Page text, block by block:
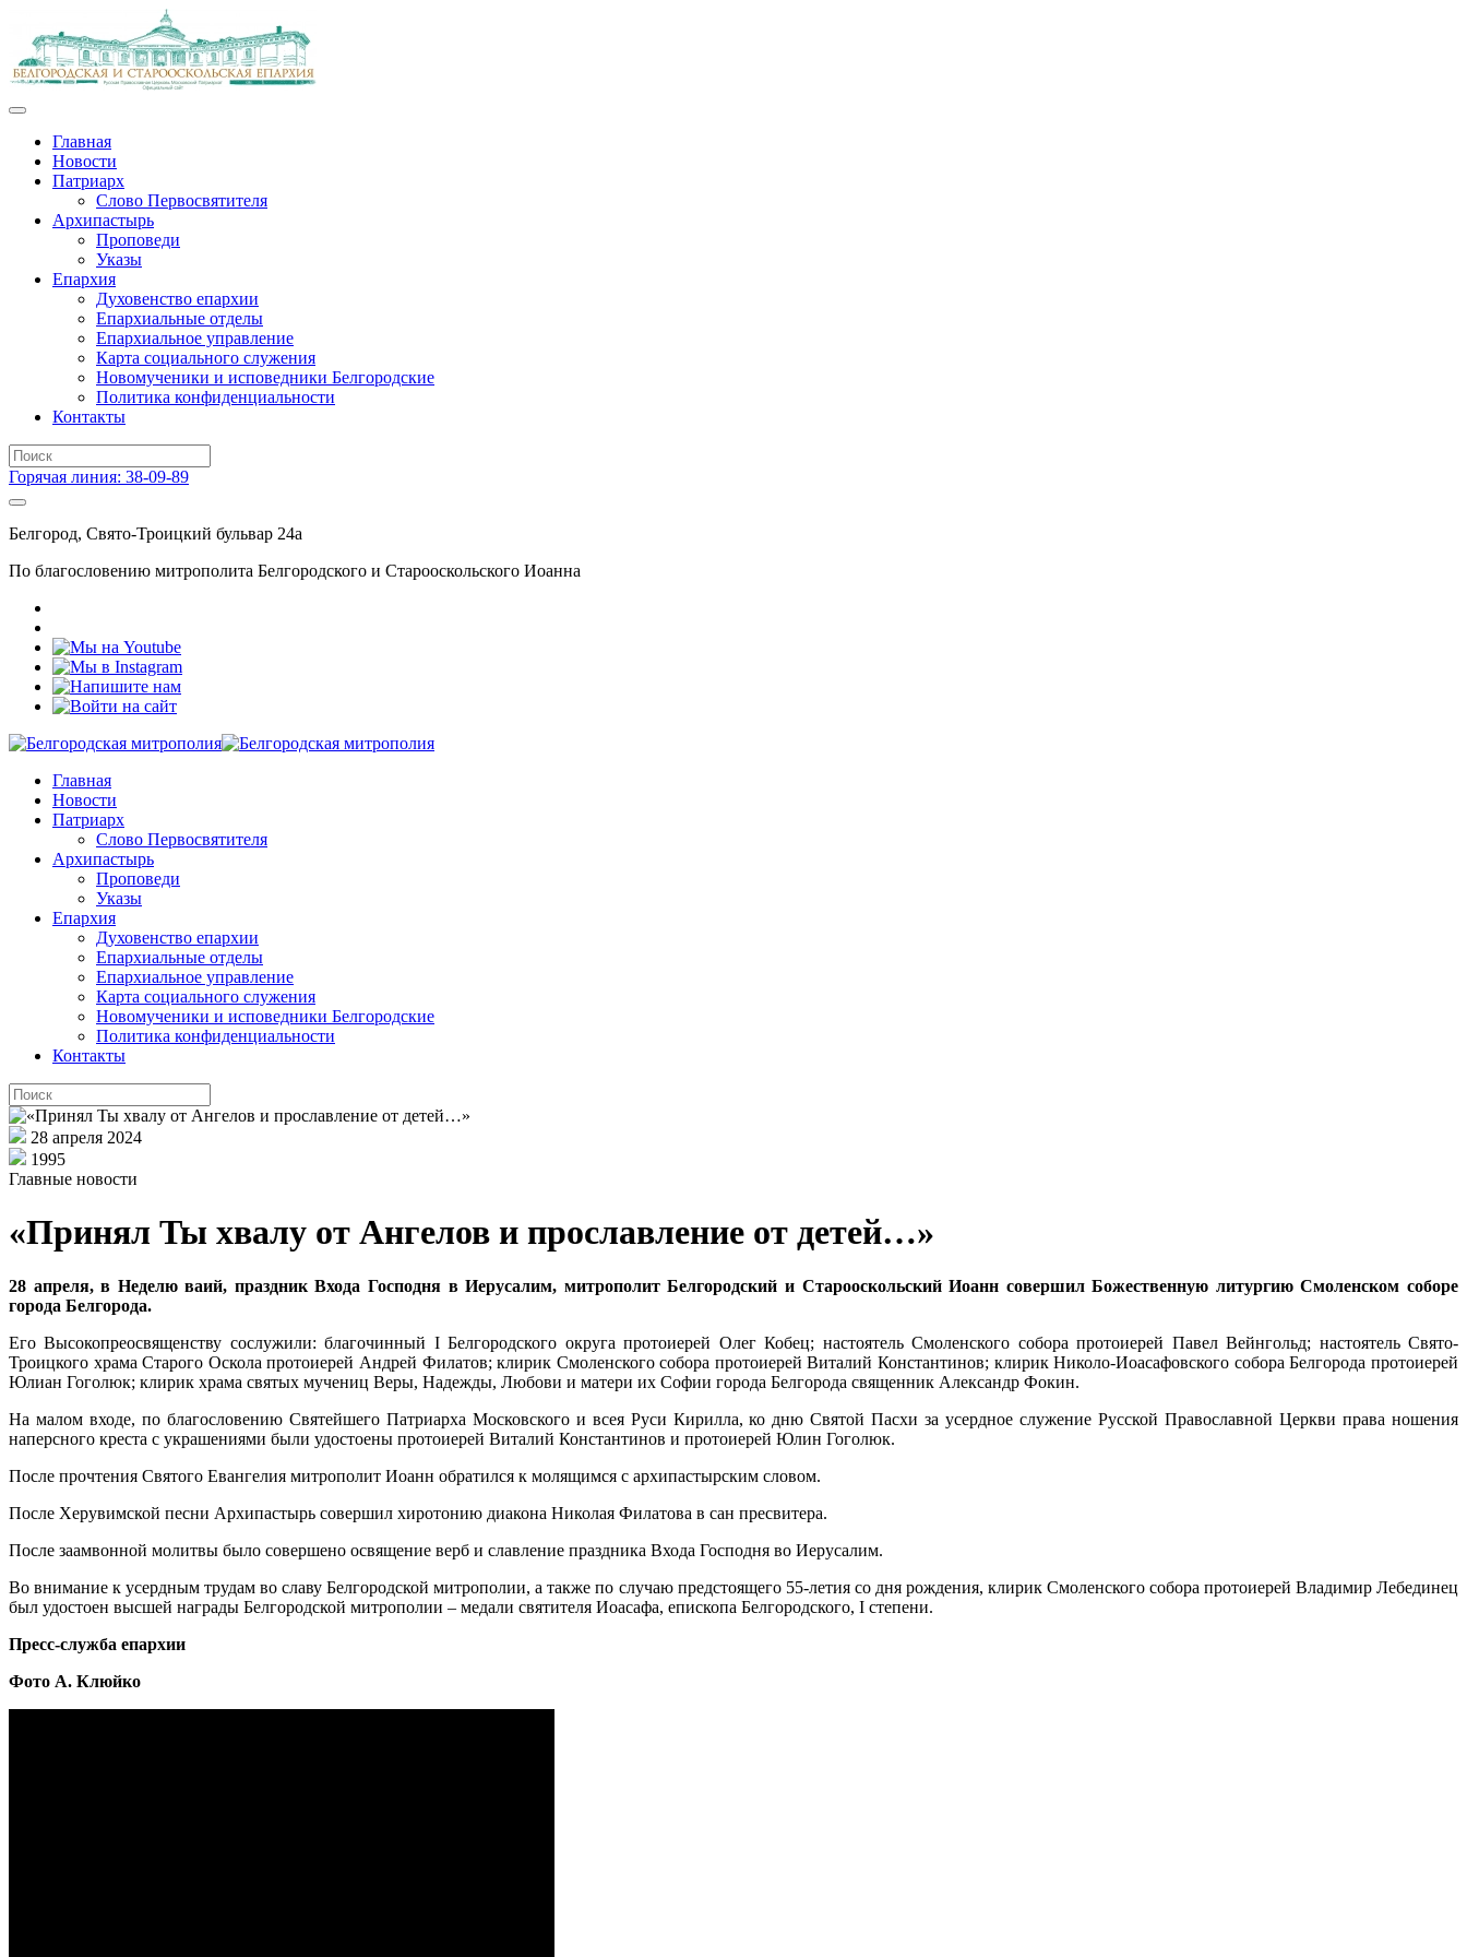
Главная
Новости
Патриарх
Слово Первосвятителя
Архипастырь
Проповеди
Указы
Епархия
Духовенство епархии
Епархиальные отделы
Епархиальное управление
Карта социального служения
Новомученики и исповедники Белгородские
Политика конфиденциальности
Контакты
Горячая линия: 38-09-89
Белгород, Свято-Троицкий бульвар 24а
По благословению митрополита Белгородского и Старооскольского Иоанна
Главная
Новости
Патриарх
Слово Первосвятителя
Архипастырь
Проповеди
Указы
Епархия
Духовенство епархии
Епархиальные отделы
Епархиальное управление
Карта социального служения
Новомученики и исповедники Белгородские
Политика конфиденциальности
Контакты
28 апреля 2024
1995
Главные новости
«Принял Ты хвалу от Ангелов и прославление от детей…»
28 апреля, в Неделю ваий, праздник Входа Господня в Иерусалим, митрополит Белгородский и Старооскольский Иоанн совершил Божественную литургию Смоленском соборе
города Белгорода.
Его Высокопреосвященству сослужили: благочинный I Белгородского округа протоиерей Олег Кобец; настоятель Смоленского собора протоиерей Павел Вейнгольд; настоятель Свято-
Троицкого храма Старого Оскола протоиерей Андрей Филатов; клирик Смоленского собора протоиерей Виталий Константинов; клирик Николо-Иоасафовского собора Белгорода протоиерей
Юлиан Гоголюк; клирик храма святых мучениц Веры, Надежды, Любови и матери их Софии города Белгорода священник Александр Фокин.
На малом входе, по благословению Святейшего Патриарха Московского и всея Руси Кирилла, ко дню Святой Пасхи за усердное служение Русской Православной Церкви права ношения
наперсного креста с украшениями были удостоены протоиерей Виталий Константинов и протоиерей Юлин Гоголюк.
После прочтения Святого Евангелия митрополит Иоанн обратился к молящимся с архипастырским словом.
После Херувимской песни Архипастырь совершил хиротонию диакона Николая Филатова в сан пресвитера.
После заамвонной молитвы было совершено освящение верб и славление праздника Входа Господня во Иерусалим.
Во внимание к усердным трудам во славу Белгородской митрополии, а также по случаю предстоящего 55-летия со дня рождения, клирик Смоленского собора протоиерей Владимир Лебединец
был удостоен высшей награды Белгородской митрополии – медали святителя Иоасафа, епископа Белгородского, I степени.
Пресс-служба епархии
Фото А. Клюйко